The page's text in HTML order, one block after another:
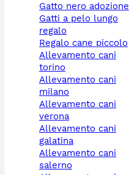
gatto nero adozione
gatti a pelo lungo
regalo
regalo cane piccolo
allevamento cani
torino
allevamento cani
milano
allevamento cani
verona
allevamento cani
galatina
allevamento cani
salerno